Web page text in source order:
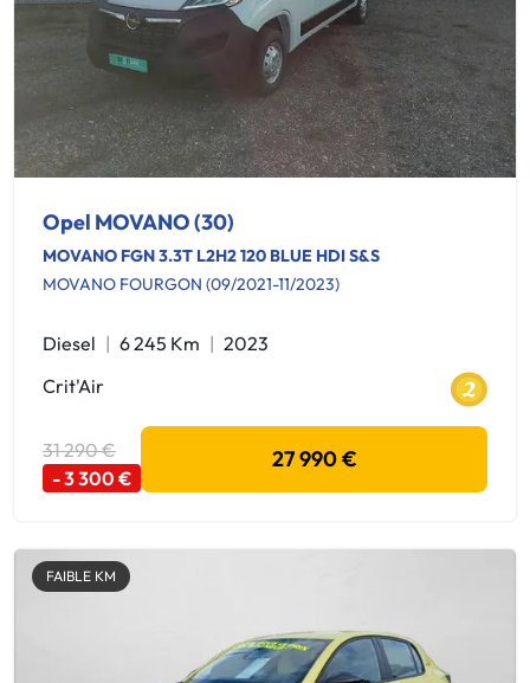
Opel MOVANO (30)
MOVANO FGN 3.3T L2H2 120 BLUE HDI S&S
MOVANO FOURGON (09/2021-11/2023)
Diesel 6 245 Km
2023
Crit'Air
31 290 €
- 3 300 €
27 990 €
FAIBLE KM